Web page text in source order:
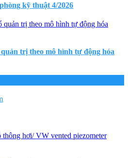
kỹ thuật 4/2026
trị theo mô hình tự động hóa